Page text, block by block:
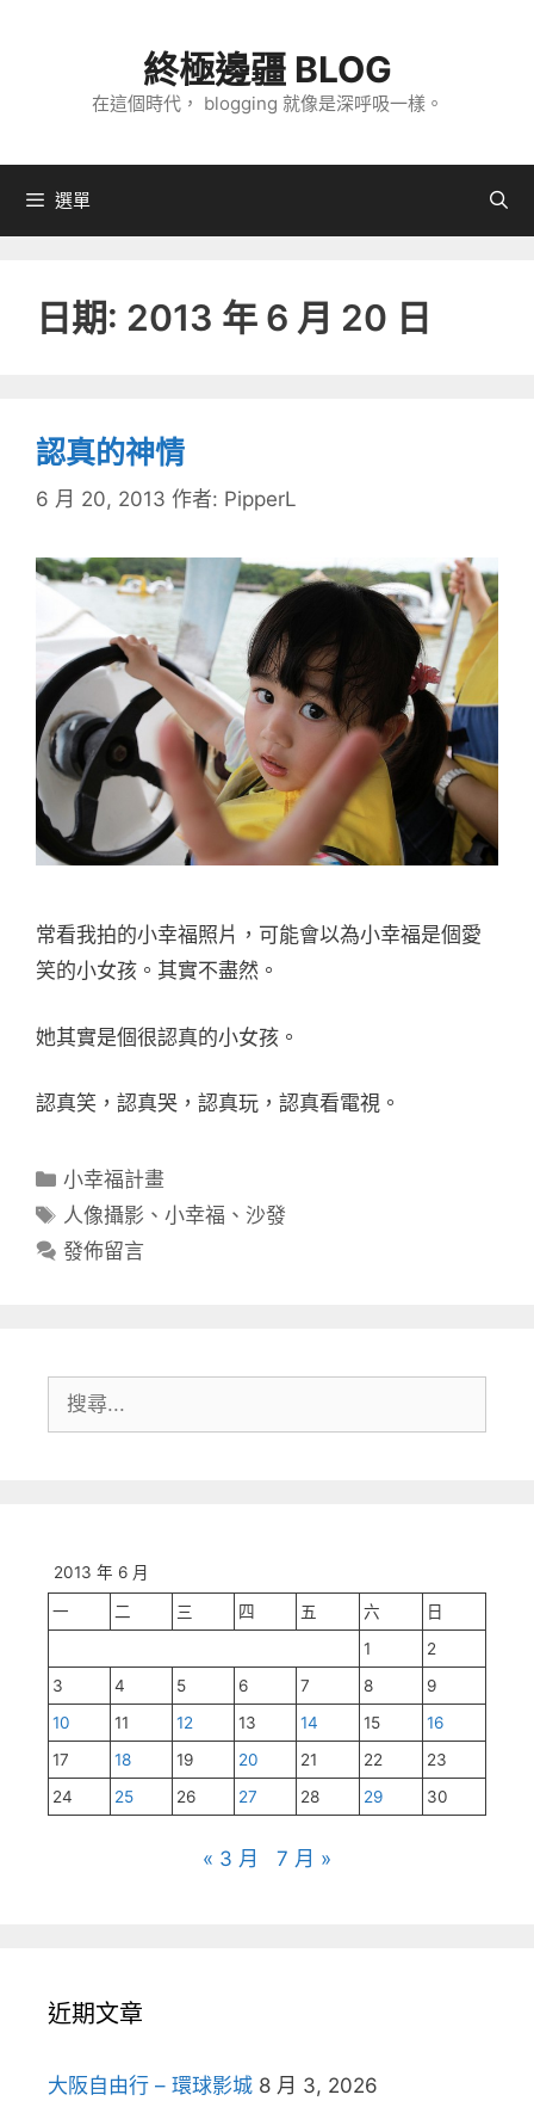
內
終極邊疆 BLOG
在這個時代， blogging 就像是深呼吸一樣。
選單
日期: 2013 年 6 月 20 日
認真的神情
6 月 20, 2013 作者: PipperL
常看我拍的小幸福照片，可能會以為小幸福是個愛
笑的小女孩。其實不盡然。
她其實是個很認真的小女孩。
認真笑，認真哭，認真玩，認真看電視。
分
類
小幸福計畫
標
籤
人像攝影 、小幸福 、 沙發
發佈留言
尋:
2013 年 6 月
一 二 三 四 五 六
日
1
2
3
4 5 6 7 8
9
10
11 12 13 14 15
16
17
18 19 20 21 22
23
24
25 26 27 28 29 30
« 3 月 7 月 »
近期文章
大阪自由行 – 環球影城 8 月 3, 2026